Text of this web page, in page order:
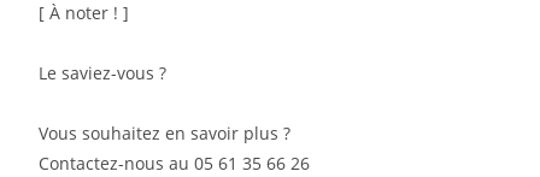
[ À noter ! ]
Le saviez-vous ?
Vous souhaitez en savoir plus ?
Contactez-nous au 05 61 35 66 26